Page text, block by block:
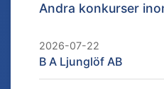
Andra konkurser
2026-07-22
B A Ljunglöf AB